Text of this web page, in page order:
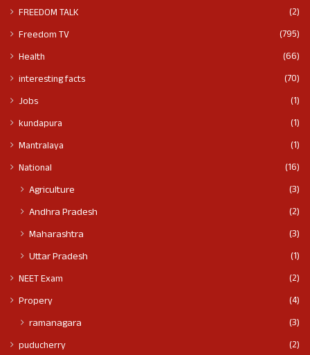
FREEDOM TALK
(2)
Freedom TV
(795)
Health
(66)
interesting facts
(70)
Jobs
(1)
kundapura
(1)
Mantralaya
(1)
National
(16)
Agriculture
(3)
Andhra Pradesh
(2)
Maharashtra
(3)
Uttar Pradesh
(1)
NEET Exam
(2)
Propery
(4)
ramanagara (3)
puducherry
(2)